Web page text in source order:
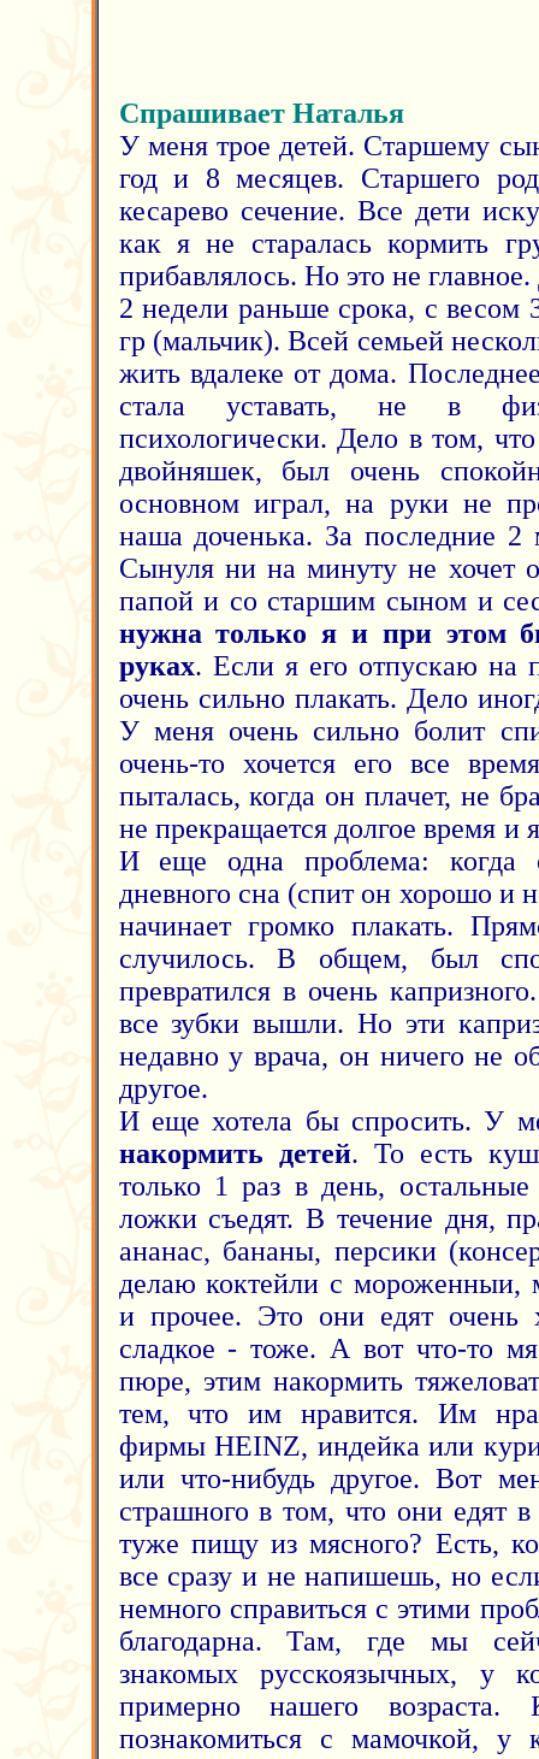
Спрашивает Наталья
У меня трое детей. Старшему
год и 8 месяцев. Старшего
кесарево сечение. Все дети
как я не старалась кормить
прибавлялось. Но это не
2 недели раньше срока, с весом
гр (мальчик). Всей семьей
жить вдалеке от дома.
стала уставать, не в
психологически. Дело в том,
двойняшек, был очень
основном играл, на руки не
наша доченька. За последние 2
Сынуля ни на минуту не хочет
папой и со старшим сыном и
нужна только я и при этом
руках. Если я его отпускаю на
очень сильно плакать. Дело
У меня очень сильно болит
очень-то хочется его все
пыталась, когда он плачет, не
не прекращается долгое время и
И еще одна проблема: когда
дневного сна (спит он хорошо и
начинает громко плакать.
случилось. В общем, был
превратился в очень
все зубки вышли. Но эти
недавно у врача, он ничего не
другое.
И еще хотела бы спросить. У
накормить детей. То есть
только 1 раз в день,
ложки съедят. В течение дня,
ананас, бананы, персики
делаю коктейли с
и прочее. Это они едят очень
сладкое - тоже. А вот что-то
пюре, этим накормить
тем, что им нравится. Им
фирмы HEINZ, индейка или
или что-нибудь другое. Вот
страшного в том, что они едят
туже пищу из мясного? Есть,
все сразу и не напишешь, но
немного справиться с этими
благодарна. Там, где мы
знакомых русскоязычных, у
примерно нашего возраста.
познакомиться с мамочкой,